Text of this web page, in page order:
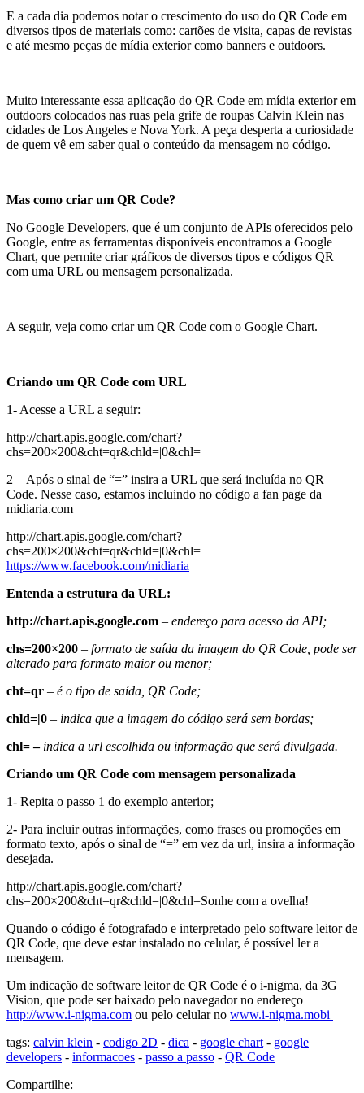
E a cada dia podemos notar o crescimento do uso do QR Code em
diversos tipos de materiais como: cartões de visita, capas de revistas
e até mesmo peças de mídia exterior como banners e outdoors.
Muito interessante essa aplicação do QR Code em mídia exterior em
outdoors colocados nas ruas pela grife de roupas Calvin Klein nas
cidades de Los Angeles e Nova York. A peça desperta a curiosidade
de quem vê em saber qual o conteúdo da mensagem no código.
Mas como criar um QR Code?
No Google Developers, que é um conjunto de APIs oferecidos pelo
Google, entre as ferramentas disponíveis encontramos a Google
Chart, que permite criar gráficos de diversos tipos e códigos QR
com uma URL ou mensagem personalizada.
A seguir, veja como criar um QR Code com o Google Chart.
Criando um QR Code com URL
1- Acesse a URL a seguir:
http://chart.apis.google.com/chart?
chs=200×200&cht=qr&chld=|0&chl=
2 – Após o sinal de “=” insira a URL que será incluída no QR
Code. Nesse caso, estamos incluindo no código a fan page da
midiaria.com
http://chart.apis.google.com/chart?
chs=200×200&cht=qr&chld=|0&chl=
https://www.facebook.com/midiaria
Entenda a estrutura da URL:
http://chart.apis.google.com – endereço para acesso da API;
chs=200×200 – formato de saída da imagem do QR Code, pode ser
alterado para formato maior ou menor;
cht=qr – é o tipo de saída, QR Code;
chld=|0 – indica que a imagem do código será sem bordas;
chl= – indica a url escolhida ou informação que será divulgada.
Criando um QR Code com mensagem personalizada
1- Repita o passo 1 do exemplo anterior;
2- Para incluir outras informações, como frases ou promoções em
formato texto, após o sinal de “=” em vez da url, insira a informação
desejada.
http://chart.apis.google.com/chart?
chs=200×200&cht=qr&chld=|0&chl=Sonhe com a ovelha!
Quando o código é fotografado e interpretado pelo software leitor de
QR Code, que deve estar instalado no celular, é possível ler a
mensagem.
Um indicação de software leitor de QR Code é o i-nigma, da 3G
Vision, que pode ser baixado pelo navegador no endereço
http://www.i-nigma.com ou pelo celular no www.i-nigma.mobi
tags: calvin klein - codigo 2D - dica - google chart- google
developers - informacoes - passo a passo - QR Code
Compartilhe: